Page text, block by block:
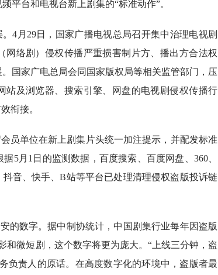
平台和电视台新上剧集的“标准动作”。
4月29日，国家广播电视总局召开集中治理电视剧
网络剧）侵权传播严重损害制片方、播出方合法权
国家广电总局会同国家版权局等相关监管部门，压
站及浏览器、搜索引擎、网盘的电视剧侵权传播行
衔接。
员单位在新上剧集片头统一加注提示，并配发标准
5月1日的监测数据，百度搜索、百度网盘、360、
音、快手、B站等平台已处理清理侵权盗版投诉链
的数字。据中制协统计，中国剧集行业每年因盗版
和微短剧，这个数字将更为庞大。“上线三分钟，盗
责人的原话。在高度数字化的环境中，盗版者最